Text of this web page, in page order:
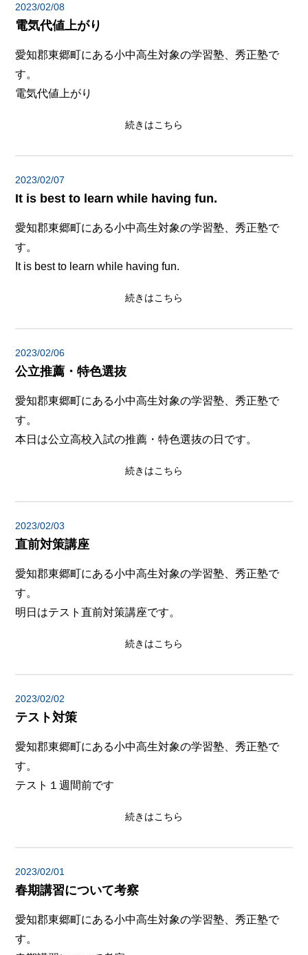
2023/02/08
電気代値上がり
愛知郡東郷町にある小中高生対象の学習塾、秀正塾で
す。
電気代値上がり
続きはこちら
2023/02/07
It is best to learn while having fun.
愛知郡東郷町にある小中高生対象の学習塾、秀正塾で
す。
It is best to learn while having fun.
続きはこちら
2023/02/06
公立推薦・特色選抜
愛知郡東郷町にある小中高生対象の学習塾、秀正塾で
す。
本日は公立高校入試の推薦・特色選抜の日です。
続きはこちら
2023/02/03
直前対策講座
愛知郡東郷町にある小中高生対象の学習塾、秀正塾で
す。
明日はテスト直前対策講座です。
続きはこちら
2023/02/02
テスト対策
愛知郡東郷町にある小中高生対象の学習塾、秀正塾で
す。
テスト１週間前です
続きはこちら
2023/02/01
春期講習について考察
愛知郡東郷町にある小中高生対象の学習塾、秀正塾で
す。